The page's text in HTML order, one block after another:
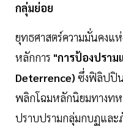
กลุ่มย่อย
ยุทธศาสตร์ความมั่นคงแ
หลักการ "การป้องปรา
Deterrence) ซึ่งฟิลิปปิ
พลิกโฉมหลักนิยมทางทห
ปราบปรามกลุ่มกบฏและ